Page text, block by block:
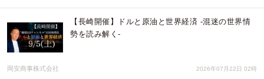
【長崎開催】ドルと原油と世界経済 -混迷の世界情
勢を読み解く-
岡安商事株式会社 2026年07月22日 02時